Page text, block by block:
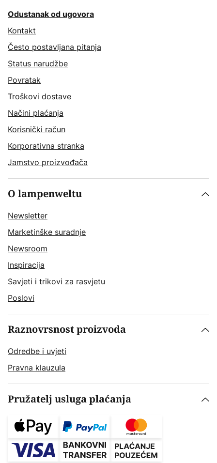
Odustanak od ugovora
Kontakt
Često postavljana pitanja
Status narudžbe
Povratak
Troškovi dostave
Načini plaćanja
Korisnički račun
Korporativna stranka
Jamstvo proizvođača
O lampenweltu
Newsletter
Marketinške suradnje
Newsroom
Inspiracija
Savjeti i trikovi za rasvjetu
Poslovi
Raznovrsnost proizvoda
Odredbe i uvjeti
Pravna klauzula
Pružatelj usluga plaćanja